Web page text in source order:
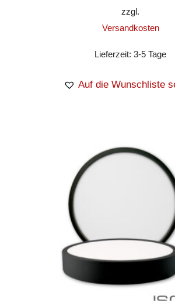
zzgl.
Versandkosten
Lieferzeit:3-5 Tage
Auf die Wunschliste